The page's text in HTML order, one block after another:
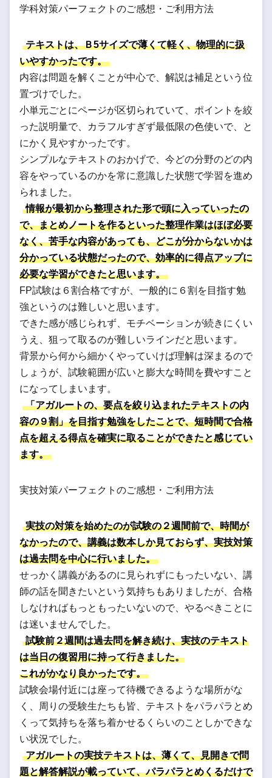
学科対策パーフェクトのご感想・ご利用方法
テキストは、Ｂ5サイズで薄くて軽く、物理的に扱
いやすかったです。
内容は問題を解くことが中心で、解説は補足という位
置づけでした。
小単元ごとにページが区切られていて、ポイントを絞
った説明量で、カラフルすぎず最低限の色使いで、と
にかく見やすかったです。
シンプルなテキストのおかげで、今どの分野のどの内
容をやっているのかを常に意識した状態で学習を進め
られました。
情報が最初から整理された形で頭に入っていったの
で、まとめノートを作るといった整理作業はほぼ必要
なく、苦手な内容があっても、どこが分からないかは
分かっている状態だったので、効率的に得点アップに
必要な学習ができたと思います。
FP試験は６割合格ですが、一般的に６割を目指す勉
強というのは難しいと思います。
できた感が感じられず、モチベーションが続きにくい
うえ、狙って取るのが難しいラインだと思います。
背景から何から細かくやっていけば理解は深まるので
しょうが、試験範囲が広いと膨大な時間を費やすこと
になってしまいます。
「アガルートの、要点を絞り込まれたテキストの内
容の９割」を目指す勉強をしたことで、短時間で合格
点を超える得点を確実に取ることができたと感じてい
ます。
実技対策パーフェクトのご感想・ご利用方法
実技の対策を始めたのが試験の２週間前で、時間が
なかったので、講義は数本しか見ておらず、実技対策
は過去問を中心に行いました。
せっかく講義があるのに見られずにもったいない、講
師の話を聞きたいという気持ちもありましたが、合格
しなければもっともったいないので、やるべきことに
は迷いませんでした。
試験前２週間は過去問を解き続け、実技のテキスト
は当日の復習用に持って行きました。
これがかなり良かったです。
試験会場付近には座って待機できるような場所がな
く、周りの受験生たちも皆、テキストをパラパラとめ
くって気持ちを落ち着かせるくらいのことしかできな
い状況でした。
アガルートの実技テキストは、薄くて、見開きで問
題と解答解説が載っていて、パラパラとめくるだけで